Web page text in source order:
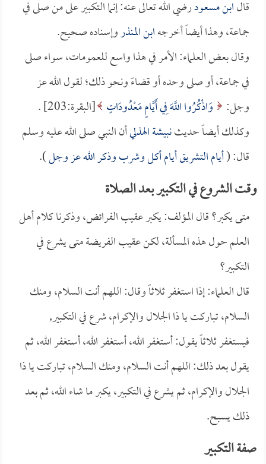
قالابن مسعودرضي الله تعالى عنه: إنما التكبير على من صلى في
جماعة، وهذا أيضاً أخرجهابن المنذروإسناده صحيح.
وقال بعض العلماء: الأمر في هذا واسع للعمومات، سواء صلى
في جماعة، أو صلى وحده أو قضاءً ونحو ذلك؛ لقول الله عز
وجل:
وَاذْكُرُوا اللَّهَ فِي أَيَّامٍ مَعْدُودَاتٍ [البقرة:203] .
وكذلك أيضاً حديثنبيشة الهذليأن النبي صلى الله عليه وسلم
قال: (أيام التشريق أيام أكل وشرب وذكر الله عز وجل).
وقت الشروع في التكبير بعد الصلاة
متى يكبر؟ قال المؤلف: يكبر عقيب الفرائض، وذكرنا كلام أهل
العلم حول هذه المسألة، لكن عقيب الفريضة متى يشرع في
التكبير؟
قال العلماء: إذا استغفر ثلاثاً وقال: اللهم أنت السلام، ومنك
السلام، تباركت يا ذا الجلال والإكرام، شرع في التكبير,
فيستغفر ثلاثاً يقول: أستغفر الله، أستغفر الله، أستغفر الله، ثم
يقول بعد ذلك: اللهم أنت السلام، ومنك السلام، تباركت يا ذا
الجلال والإكرام، ثم يشرع في التكبير، يكبر ما شاء الله، ثم بعد
ذلك يسبح.
صفة التكبير